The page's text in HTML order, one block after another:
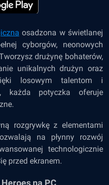
osadzona w świetlanej
cyborgów, neonowych
drużynę bohaterów,
unikalnych drużyn oraz
losowym talentom i
każda potyczka oferuje
rozgrywkę z elementami
na płynny rozwój
technologicznie
przed ekranem.
na PC